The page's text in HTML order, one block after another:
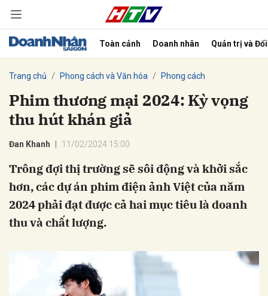
Toàn cảnh Doanh nhân Quản trị và
Trang chủ Phong cách và Văn hóa Phong cách
Phim thương mại 2024: Kỳ vọng
thu hút khán giả
Đan Khanh 11/02/2024 15:00
Trông đợi thị trường sẽ sôi động và khởi sắc
hơn, các dự án phim điện ảnh Việt của năm
2024 phải đạt được cả hai mục tiêu là doanh
thu và chất lượng.
Hủy